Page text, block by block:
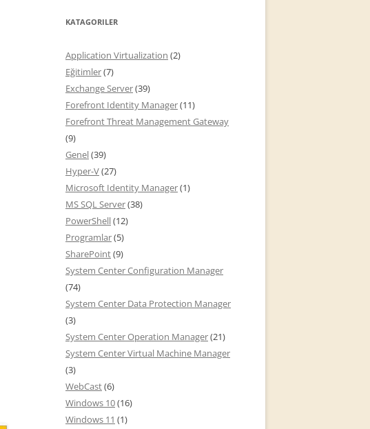
KATAGORILER
Application Virtualization (2)
Eğitimler(7)
Exchange Server(39)
Forefront Identity Manager(11)
Forefront Threat Management Gateway
(9)
Genel(39)
Hyper-V(27)
Microsoft Identity Manager(1)
MS SQL Server(38)
PowerShell(12)
Programlar(5)
SharePoint(9)
System Center Configuration Manager
(74)
System Center Data Protection Manager
(3)
System Center Operation Manager(21)
System Center Virtual Machine Manager
(3)
WebCast(6)
Windows 10(16)
Windows 11 (1)